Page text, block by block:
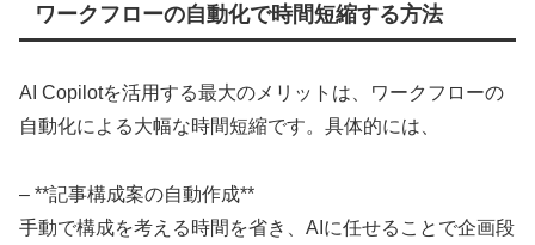
ワークフローの自動化で時間短縮する方法
AI Copilotを活用する最大のメリットは、ワークフローの
自動化による大幅な時間短縮です。具体的には、
– **記事構成案の自動作成**
手動で構成を考える時間を省き、AIに任せることで企画段